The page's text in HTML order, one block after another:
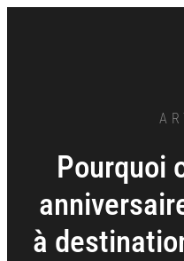
Pourquoi
à